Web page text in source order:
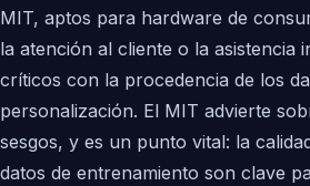
MIT, aptos para hardware de
la atención al cliente o la asistencia
críticos con la procedencia de los
personalización. El MIT advierte
sesgos, y es un punto vital: la
datos de entrenamiento son clave